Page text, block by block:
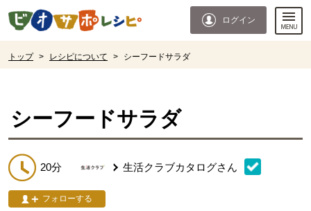
ページの先頭です。
ログイン
トップ > レシピについて > シーフードサラダ
シーフードサラダ
20分 生活クラブカタログさん
フォローする